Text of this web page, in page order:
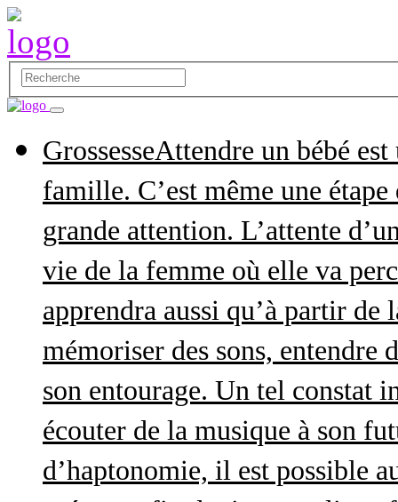
GrossesseAttendre un bébé
famille. C’est même une
grande attention. L’attente
vie de la femme où elle va
apprendra aussi qu’à partir
mémoriser des sons, entendre
son entourage. Un tel constat
écouter de la musique à son
d’haptonomie, il est possible